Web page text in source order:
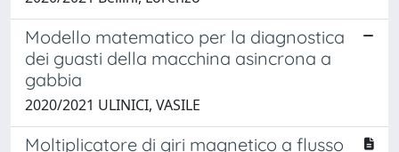
Modello matematico per la diagnostica
dei guasti della macchina asincrona a
gabbia
2020/2021 ULINICI, VASILE
Moltiplicatore di giri magnetico a flusso